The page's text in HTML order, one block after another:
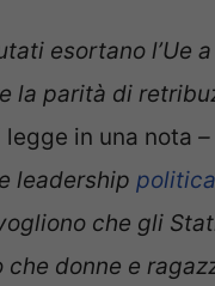
esortano l’Ue a
la parità di
legge in una nota
leadership politica
che gli
donne e